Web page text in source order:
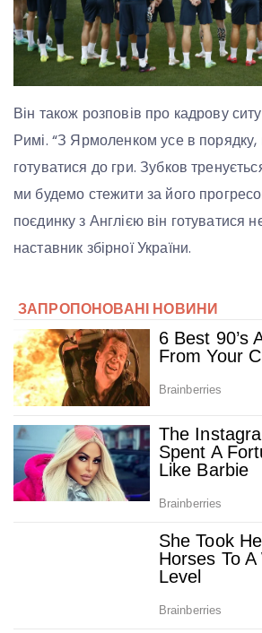
Він також розповів про кадрову
Римі. “З Ярмоленком усе в порядку,
готуватися до гри. Зубков
ми будемо стежити за його
поєдинку з Англією він готуватися
наставник збірної України.